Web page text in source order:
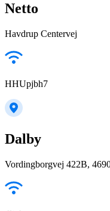
Netto
Havdrup Centervej
HHUpjbh7
Dalby
Vordingborgvej 422B,